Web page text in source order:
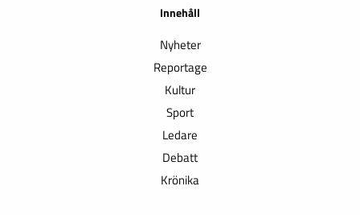
Innehåll
Nyheter
Reportage
Kultur
Sport
Ledare
Debatt
Krönika